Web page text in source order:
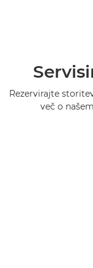
Rezervirajte
več o